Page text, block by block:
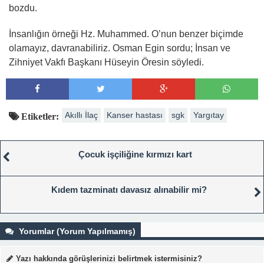
bozdu.
İnsanlığın örneği Hz. Muhammed. O’nun benzer biçimde
olamayız, davranabiliriz. Osman Egin sordu; İnsan ve
Zihniyet Vakfı Başkanı Hüseyin Öresin söyledi.
Etiketler: Akıllı İlaç Kanser hastası sgk Yargıtay
Çocuk işçiliğine kırmızı kart
Kıdem tazminatı davasız alınabilir mi?
Yorumlar (Yorum Yapılmamış)
Yazı hakkında görüşlerinizi belirtmek istermisiniz?